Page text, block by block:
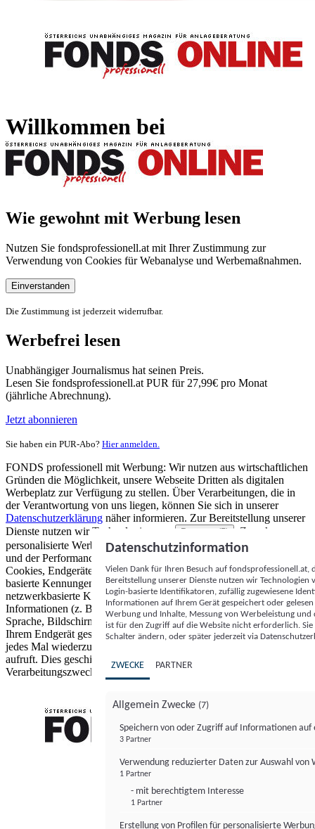
Willkommen bei
Wie gewohnt mit Werbung lesen
Nutzen Sie fondsprofessionell.at mit Ihrer Zustimmung zur
Verwendung von Cookies für Webanalyse und Werbemaßnahmen.
Einverstanden
Die Zustimmung ist jederzeit widerrufbar.
Werbefrei lesen
Unabhängiger Journalismus hat seinen Preis.
Lesen Sie fondsprofessionell.at PUR für 27,99€ pro Monat
(jährliche Abrechnung).
Jetzt abonnieren
Sie haben ein PUR-Abo? Hier anmelden.
FONDS professionell mit Werbung: Wir nutzen aus wirtschaftlichen
Gründen die Möglichkeit, unsere Webseite Dritten als digitalen
Werbeplatz zur Verfügung zu stellen. Über Verarbeitungen, die in
der Verantwortung von uns liegen, können Sie sich in unserer
Datenschutzerklärung näher informieren. Zur Bereitstellung unserer
Dienste nutzen wir Technologien von
Partnern (5)
. Zwecke:
personalisierte Werbung und Inhalte, Messung von Werbeleistung
und der Performance von Inhalten sowie Zielgruppenforschung.
Cookies, Endgeräte- oder ähnliche Online-Kennungen (z. B. login-
basierte Kennungen, zufällig generierte Kennungen,
netzwerkbasierte Kennungen) können zusammen mit anderen
Informationen (z. B. Browsertyp und Browserinformationen,
Sprache, Bildschirmgröße, unterstützte Technologien usw.) auf
Ihrem Endgerät gespeichert oder von dort ausgelesen werden, um es
jedes Mal wiederzuerkennen, wenn es eine App oder einer Webseite
aufruft. Dies geschieht für einen oder mehrere der hier aufgeführten
Verarbeitungszwecke.
Datenschutzinformation
Vielen Dank für Ihren Besuch auf
Bereitstellung unserer Dienste nutzen wir Technologien
Login-basierte Identifikatoren, zufällig zugewiesene
Informationen auf Ihrem Gerät gespeichert oder
Werbung und Inhalte, Messung von Werbeleistung
ist für den Zugriff auf die Website nicht erforderlich.
Schalter ändern, oder später jederzeit via
ZWECKE PARTNER
Allgemein Zwecke (7)
Speichern von oder Zugriff auf Informationen auf
3 Partner
Verwendung reduzierter Daten zur Auswahl von
1 Partner
- mit berechtigtem Interesse
1 Partner
Erstellung von Profilen für personalisierte
FONDS professionell